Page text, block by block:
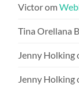
Victorom
Tina Orellana
Jenny Holking
Jenny Holking